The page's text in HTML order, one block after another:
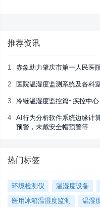
推荐资讯
1 赤象助力肇庆市第一人民医
2 医院温湿度监测系统及各科
3 冷链温湿度监控篇~疾控中
4
AI行为分析软件系统边缘计
预警，未戴安全帽预警等
热门标签
环境检测仪 温湿度设备
医用冰箱温湿度监测
温湿